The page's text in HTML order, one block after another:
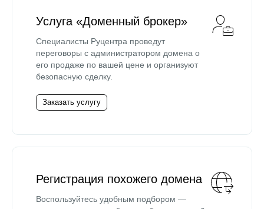
Услуга «Доменный брокер»
Специалисты Руцентра проведут
переговоры с администратором домена о
его продаже по вашей цене и организуют
безопасную сделку.
Заказать услугу
Регистрация похожего домена
Воспользуйтесь удобным подбором —